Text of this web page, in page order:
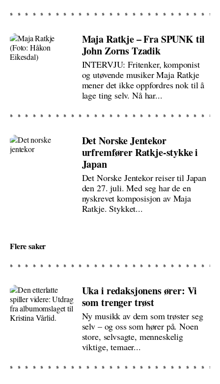
Maja Ratkje – Fra SPUNK til
John Zorns Tzadik
INTERVJU: Fritenker, komponist
og utøvende musiker Maja Ratkje
mener det ikke oppfordres nok til å
lage ting selv. Nå har...
Det Norske Jentekor
urfremfører Ratkje-stykke i
Japan
Det Norske Jentekor reiser til Japan
den 27. juli. Med seg har de en
nyskrevet komposisjon av Maja
Ratkje. Stykket...
Flere saker
Uka i redaksjonens ører: Vi
som trenger trøst
Ny musikk av dem som trøster seg
selv – og oss som hører på. Noen
store, selvsagte, menneskelig
viktige, temaer...